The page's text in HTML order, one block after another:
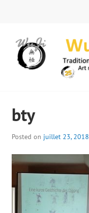
bty
Posted on juillet 23, 2018